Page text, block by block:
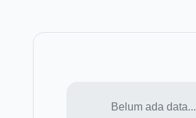
Belum ada data...